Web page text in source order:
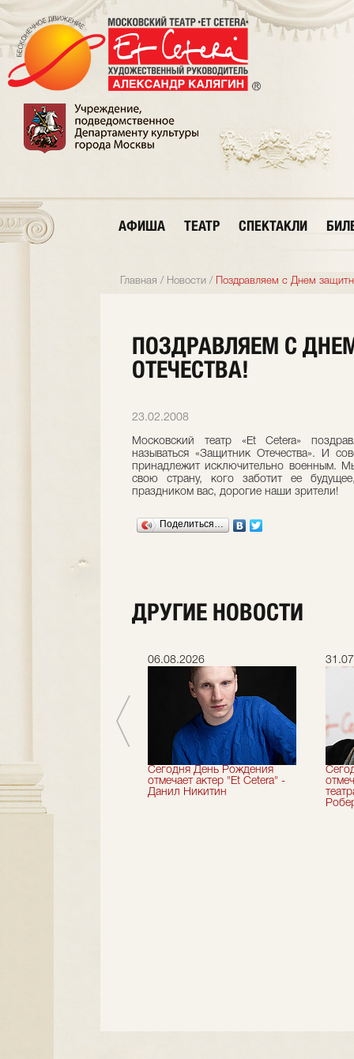
АФИША ТЕАТР СПЕКТАКЛИ
Главная / Новости / Поздравляем с Днем
ПОЗДРАВЛЯЕМ С
ОТЕЧЕСТВА!
23.02.2008
Московский театр «Et Cetera»
называться «Защитник Отечества». И
принадлежит исключительно военным.
свою страну, кого заботит ее
праздником вас, дорогие наши зрители!
Поделиться…
ДРУГИЕ НОВОСТИ
сезон!
06.08.2026
Сегодня День Рождения
отмечает актер "Et Cetera" -
Данил Никитин